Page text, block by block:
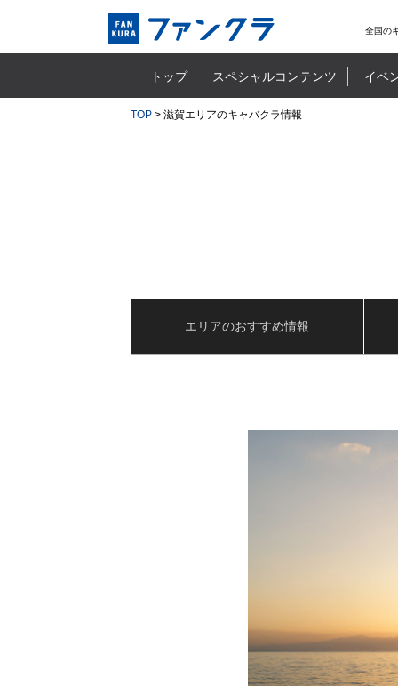
全国の
トップ スペシャルコンテンツ イベ
TOP > 滋賀エリアのキャバクラ情報
エリアのおすすめ情報